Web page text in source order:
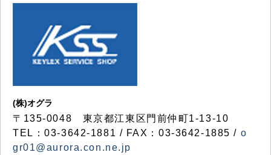
(株)オグラ
〒135-0048 東京都江東区門前仲町1-13-10
TEL：03-3642-1881 / FAX：03-3642-1885 / o
gr01@aurora.con.ne.jp